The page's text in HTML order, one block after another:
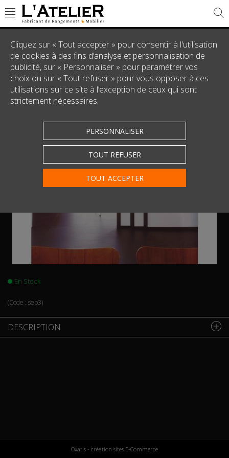
Triple porte "UNO"
Touchez pour zoomer
En Stock
(Code : sep3)
DESCRIPTION
Cliquez sur « Tout accepter » pour consentir à l'utilisation
de cookies à des fins d’analyse et personnalisation de
publicité, sur « Personnaliser » pour paramétrer vos
choix ou sur « Tout refuser » pour vous opposer à ces
utilisations sur ce site à l’exception de ceux qui sont
strictement nécessaires.
PERSONNALISER
TOUT REFUSER
TOUT ACCEPTER
Oxatis - création sites E-Commerce